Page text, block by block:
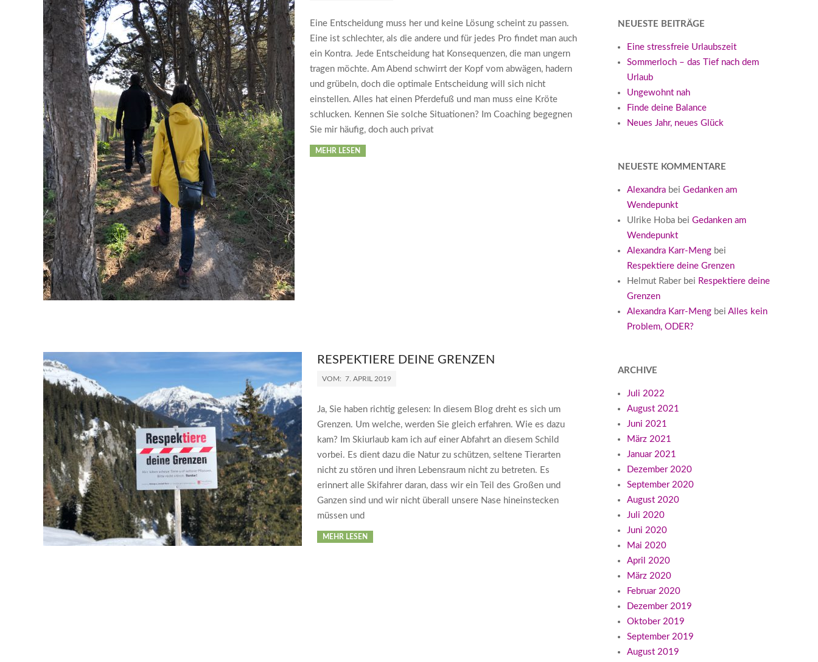
04-
24
Eine Entscheidung muss her und keine Lösung scheint zu passen.
Eine ist schlechter, als die andere und für jedes Pro findet man auch
ein Kontra. Jede Entscheidung hat Konsequenzen, die man ungern
tragen möchte. Am Abend schwirrt der Kopf vom abwägen, hadern
und grübeln, doch die optimale Entscheidung will sich nicht
einstellen. Alles hat einen Pferdefuß und man muss eine Kröte
schlucken. Kennen Sie solche Situationen? Im Coaching begegnen
Sie mir häufig, doch auch privat
MEHR LESEN
RESPEKTIERE DEINE GRENZEN
2019-
04-
07
VOM: 7. APRIL 2019
Ja, Sie haben richtig gelesen: In diesem Blog dreht es sich um
Grenzen. Um welche, werden Sie gleich erfahren. Wie es dazu
kam? Im Skiurlaub kam ich auf einer Abfahrt an diesem Schild
vorbei. Es dient dazu die Natur zu schützen, seltene Tierarten
nicht zu stören und ihren Lebensraum nicht zu betreten. Es
erinnert alle Skifahrer daran, dass wir ein Teil des Großen und
Ganzen sind und wir nicht überall unsere Nase hineinstecken
müssen und
MEHR LESEN
NEUESTE BEITRÄGE
Eine stressfreie Urlaubszeit
Sommerloch – das Tief nach dem
Urlaub
Ungewohnt nah
Finde deine Balance
Neues Jahr, neues Glück
NEUESTE KOMMENTARE
Alexandra bei Gedanken am
Wendepunkt
Ulrike Hoba bei Gedanken am
Wendepunkt
Alexandra Karr-Meng bei
Respektiere deine Grenzen
Helmut Raberbei Respektiere deine
Grenzen
Alexandra Karr-Meng bei Alles kein
Problem, ODER?
ARCHIVE
Juli 2022
August 2021
Juni 2021
März 2021
Januar 2021
Dezember 2020
September 2020
August 2020
Juli 2020
Juni 2020
Mai 2020
April 2020
März 2020
Februar 2020
Dezember 2019
Oktober 2019
September 2019
August 2019